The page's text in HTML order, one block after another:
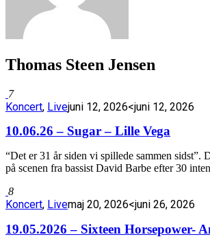
Thomas Steen Jensen
7
Koncert, Livejuni 12, 2026<juni 12, 2026
10.06.26 – Sugar – Lille Vega
“Det er 31 år siden vi spillede sammen sidst”.
på scenen fra bassist David Barbe efter 30
8
Koncert, Livemaj 20, 2026<juni 26, 2026
19.05.2026 – Sixteen Horsepower-